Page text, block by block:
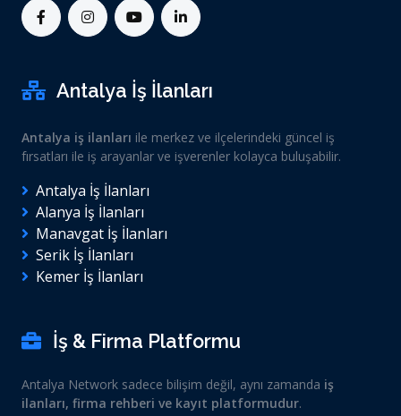
Antalya İş İlanları
Antalya iş ilanları ile merkez ve ilçelerindeki güncel iş
fırsatları ile iş arayanlar ve işverenler kolayca buluşabilir.
Antalya İş İlanları
Alanya İş İlanları
Manavgat İş İlanları
Serik İş İlanları
Kemer İş İlanları
İş & Firma Platformu
Antalya Network sadece bilişim değil, aynı zamanda iş
ilanları, firma rehberi ve kayıt platformudur.